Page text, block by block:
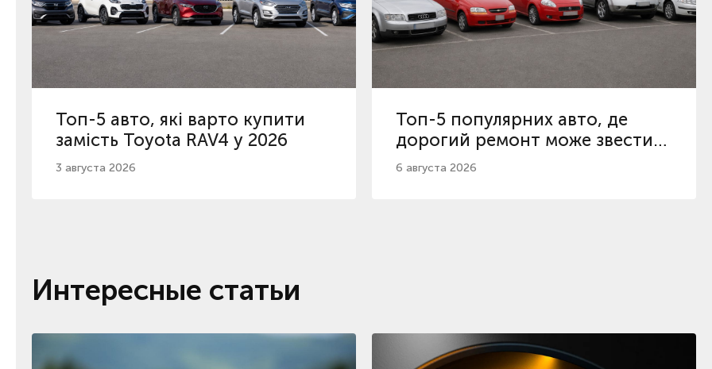
Топ-5 авто, які варто купити
замість Toyota RAV4 у 2026
3 августа 2026
Топ-5 популярних авто, де
дорогий ремонт може звести
нанівець вигідну ціну у 2026
6 августа 2026
Интересные статьи